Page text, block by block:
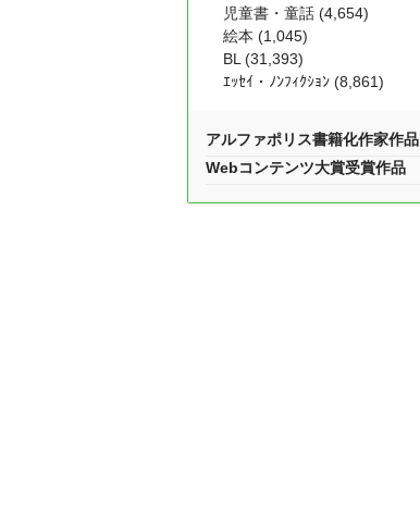
児童書・童話 (4,654)
絵本 (1,045)
BL (31,393)
ｴｯｾｲ・ﾉﾝﾌｨｸｼｮﾝ (8,861)
アルファポリス書籍化作家作品
Webコンテンツ大賞受賞作品